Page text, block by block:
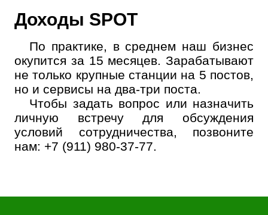
Доходы SPOT
По практике, в среднем наш бизнес
окупится за 15 месяцев. Зарабатывают
не только крупные станции на 5 постов,
но и сервисы на два-три поста.
Чтобы задать вопрос или назначить
личную встречу для обсуждения
условий сотрудничества, позвоните
нам: +7 (911) 980-37-77.